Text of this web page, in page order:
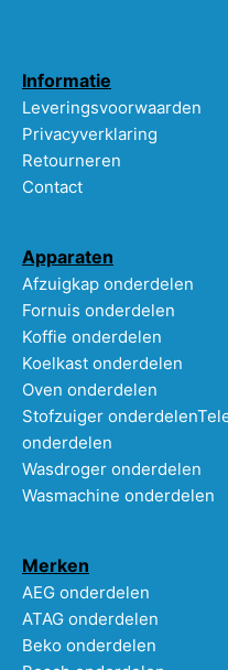
Informatie
Leveringsvoorwaarden
Privacyverklaring
Retourneren
Contact
Apparaten
Afzuigkap onderdelen
Fornuis onderdelen
Koffie onderdelen
Koelkast onderdelen
Oven onderdelen
Stofzuiger onderdelen
onderdelen
Wasdroger onderdelen
Wasmachine onderdelen
Merken
AEG onderdelen
ATAG onderdelen
Beko onderdelen